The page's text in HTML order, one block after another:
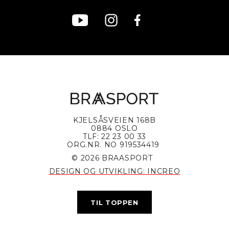
KJELSÅSVEIEN 168B
0884 OSLO
TLF: 22 23 00 33
ORG.NR. NO 919534419
© 2026 BRAASPORT
DESIGN OG UTVIKLING: INCREO
TIL TOPPEN